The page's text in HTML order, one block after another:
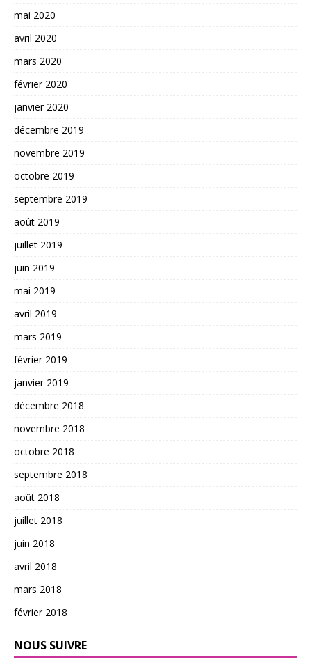
mai 2020
avril 2020
mars 2020
février 2020
janvier 2020
décembre 2019
novembre 2019
octobre 2019
septembre 2019
août 2019
juillet 2019
juin 2019
mai 2019
avril 2019
mars 2019
février 2019
janvier 2019
décembre 2018
novembre 2018
octobre 2018
septembre 2018
août 2018
juillet 2018
juin 2018
avril 2018
mars 2018
février 2018
NOUS SUIVRE